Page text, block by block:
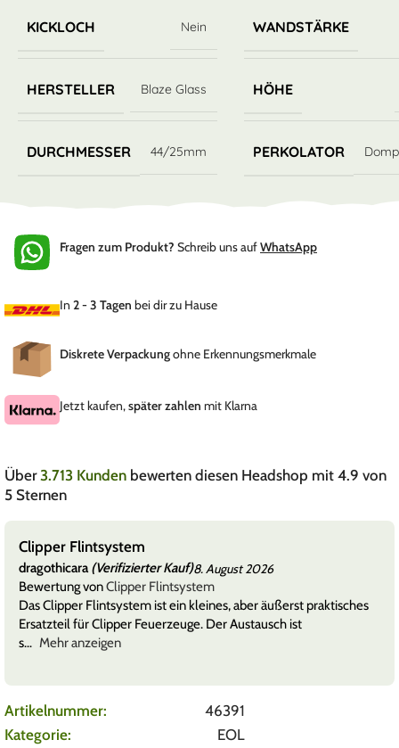
KICKLOCH Nein WANDSTÄRKE
HERSTELLER Blaze Glass HÖHE
DURCHMESSER 44/25mm PERKOLATOR
Fragen zum Produkt? Schreib uns aufWhatsApp
In 2 - 3 Tagen bei dir zu Hause
Diskrete Verpackungohne Erkennungsmerkmale
Jetzt kaufen,später zahlen mit Klarna
Über3.713 Kunden bewerten diesen Headshop mit 4.9 von
5 Sternen
Clipper Flintsystem
dragothicara(Verifizierter Kauf)8. August 2026
Bewertung vonClipper Flintsystem
Das Clipper Flintsystem ist ein kleines, aber äußerst praktisches
Ersatzteil für Clipper Feuerzeuge. Der Austausch ist
s
Mehr anzeigen
Artikelnummer:
46391
Kategorie:
EOL